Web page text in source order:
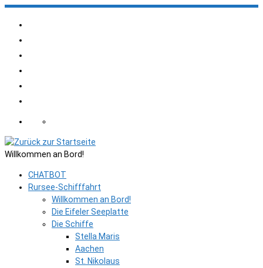
Zum
Inhalt
Willkommen an Bord!
CHATBOT
Rursee-Schifffahrt
Willkommen an Bord!
Die Eifeler Seeplatte
Die Schiffe
Stella Maris
Aachen
St. Nikolaus